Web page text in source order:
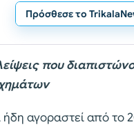
Πρόσθεσε το
που
αγοραστεί από το